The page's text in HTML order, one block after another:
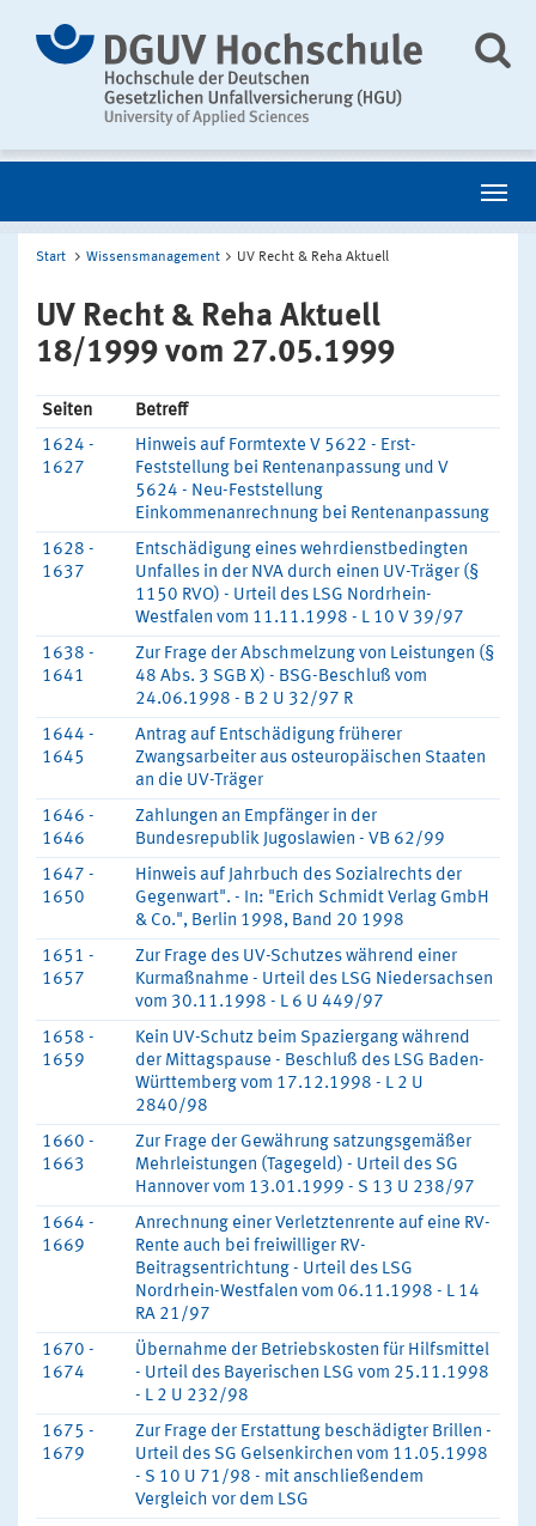
Start Wissensmanagement UV Recht & Reha Aktuell
UV Recht & Reha Aktuell
18/1999 vom 27.05.1999
Seiten
Betreff
1624 -
1627
Hinweis auf Formtexte V 5622 - Erst-
Feststellung bei Rentenanpassung und V
5624 - Neu-Feststellung
Einkommenanrechnung bei Rentenanpassung
1628 -
1637
Entschädigung eines wehrdienstbedingten
Unfalles in der NVA durch einen UV-Träger (§
1150 RVO) - Urteil des LSG Nordrhein-
Westfalen vom 11.11.1998 - L 10 V 39/97
1638 -
1641
Zur Frage der Abschmelzung von Leistungen (§
48 Abs. 3 SGB X) - BSG-Beschluß vom
24.06.1998 - B 2 U 32/97 R
1644 -
1645
Antrag auf Entschädigung früherer
Zwangsarbeiter aus osteuropäischen Staaten
an die UV-Träger
1646 -
1646
Zahlungen an Empfänger in der
Bundesrepublik Jugoslawien - VB 62/99
1647 -
1650
Hinweis auf Jahrbuch des Sozialrechts der
Gegenwart". - In: "Erich Schmidt Verlag GmbH
& Co.", Berlin 1998, Band 20 1998
1651 -
1657
Zur Frage des UV-Schutzes während einer
Kurmaßnahme - Urteil des LSG Niedersachsen
vom 30.11.1998 - L 6 U 449/97
1658 -
1659
Kein UV-Schutz beim Spaziergang während
der Mittagspause - Beschluß des LSG Baden-
Württemberg vom 17.12.1998 - L 2 U
2840/98
1660 -
1663
Zur Frage der Gewährung satzungsgemäßer
Mehrleistungen (Tagegeld) - Urteil des SG
Hannover vom 13.01.1999 - S 13 U 238/97
1664 -
1669
Anrechnung einer Verletztenrente auf eine RV-
Rente auch bei freiwilliger RV-
Beitragsentrichtung - Urteil des LSG
Nordrhein-Westfalen vom 06.11.1998 - L 14
RA 21/97
1670 -
1674
Übernahme der Betriebskosten für Hilfsmittel
- Urteil des Bayerischen LSG vom 25.11.1998
- L 2 U 232/98
1675 -
1679
Zur Frage der Erstattung beschädigter Brillen -
Urteil des SG Gelsenkirchen vom 11.05.1998
- S 10 U 71/98 - mit anschließendem
Vergleich vor dem LSG